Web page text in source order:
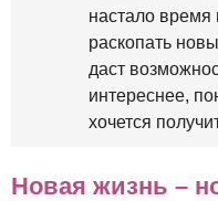
настало время
раскопать
даст
интереснее,
хочется
Новая жизнь –